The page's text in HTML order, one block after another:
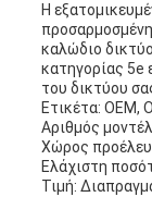
Η
καλώδιο
κατηγορίας 5e
του δικτύου
Ετικέτα: OEM,
Αριθμός
Χώρος
Ελάχιστη
Τιμή: